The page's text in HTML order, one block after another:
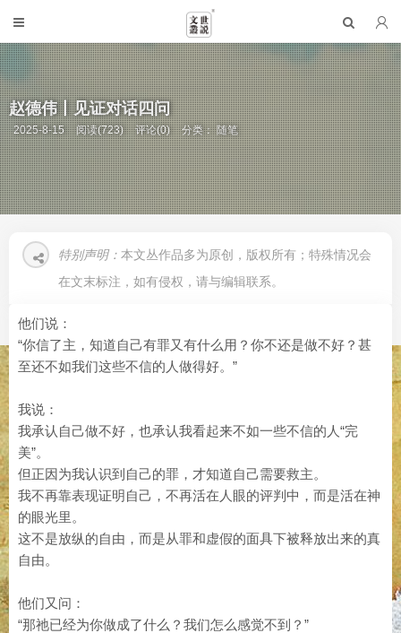
赵德伟丨见证对话四问
2025-8-15 阅读(723) 评论(0) 分类：随笔
特别声明： 本文丛作品多为原创，版权所有；特殊情况会
在文末标注，如有侵权，请与编辑联系。
他们说：
“你信了主，知道自己有罪又有什么用？你不还是做不好？甚
至还不如我们这些不信的人做得好。”
我说：
我承认自己做不好，也承认我看起来不如一些不信的人“完
美”。
但正因为我认识到自己的罪，才知道自己需要救主。
我不再靠表现证明自己，不再活在人眼的评判中，而是活在神
的眼光里。
这不是放纵的自由，而是从罪和虚假的面具下被释放出来的真
自由。
他们又问：
“那祂已经为你做成了什么？我们怎么感觉不到？”